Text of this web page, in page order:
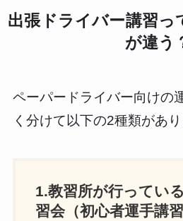
出張ドライバー講習っ
が違う
ペーパードライバー向けの
く分けて以下の2種類があり
1.教習所が行ってい
習会（初心者運手講習